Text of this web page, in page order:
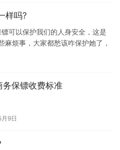
样吗?
可以保护我们的人身安全，这是
麻烦事，大家都愁该咋保护她了，
务保镖收费标准
9日